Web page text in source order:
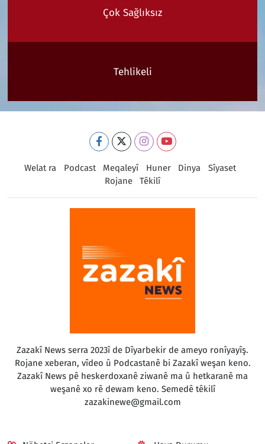
Çok Sağlıksız
Tehlikeli
Welat ra Podcast Meqaleyî Huner Dinya
Sîyaset
Rojane
Têkilî
Zazakî News serra 2023î de Dîyarbekir de ameyo ronîyayîş.
Rojane xeberan, vîdeo û Podcastanê bi Zazakî weşan keno.
Zazakî News pê heskerdoxanê ziwanê ma û hetkaranê ma
weşanê xo rê dewam keno. Semedê têkilî
zazakinewe@gmail.com